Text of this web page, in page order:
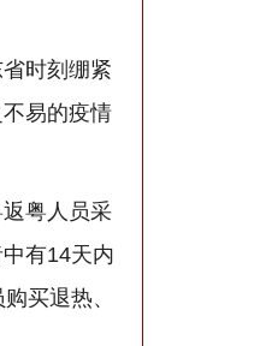
时刻绷紧
易的疫情
粤人员采
有14天内
买退热、